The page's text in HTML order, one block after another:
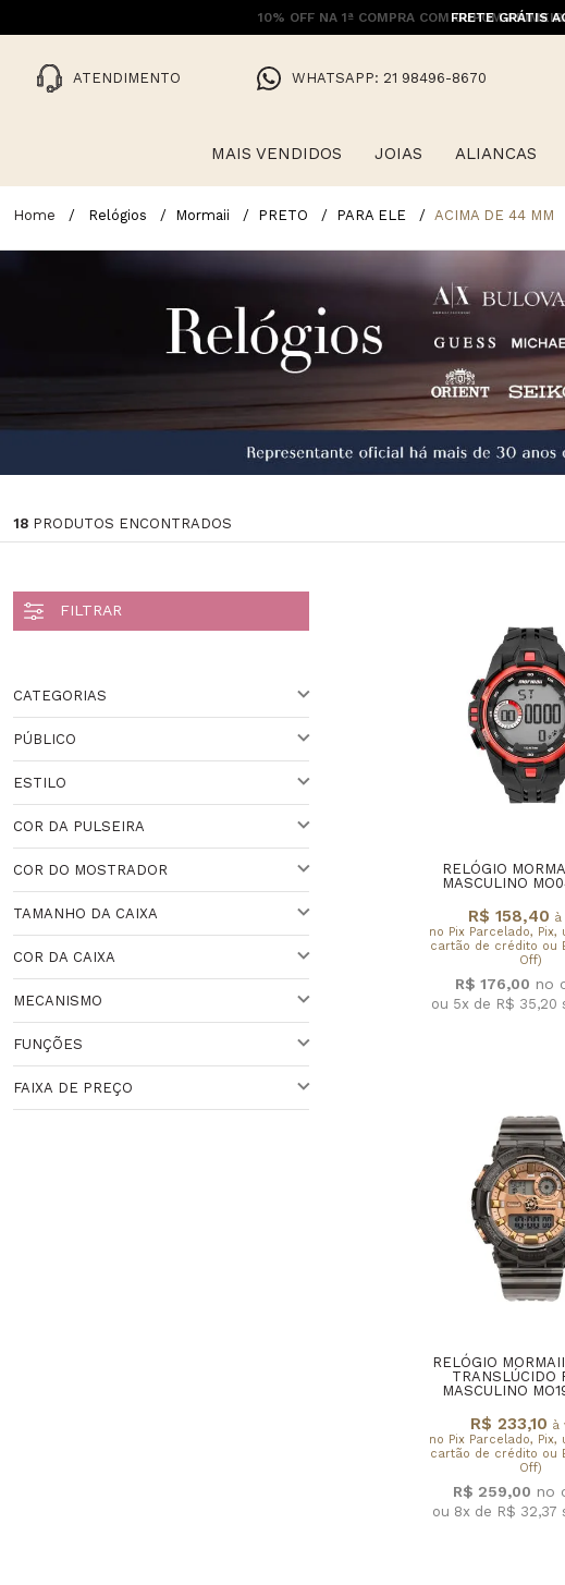
FRETE GRÁTIS
ATENDIMENTO WHATSAPP: 21 98496-8670
MAIS VENDIDOS JOIAS ALIANCAS
Relógios Mormaii PRETO PARA ELE ACIMA DE 44 MM
18 PRODUTOS ENCONTRADOS
CATEGORIAS
PÚBLICO
ESTILO
COR DA PULSEIRA
COR DO MOSTRADOR
TAMANHO DA CAIXA
COR DA CAIXA
MECANISMO
QUARTZO
FUNÇÕES
CRONÓGRAFO
FAIXA DE PREÇO
RELÓGIO
MASCULINO
R$ 158,40 à
no Pix Parcelado, Pix,
cartão de crédito ou
Off)
R$ 176,00
ou 5x de R$ 35,20
RELÓGIO
TRANSLÚCIDO
MASCULINO
R$ 233,10 à
no Pix Parcelado, Pix,
cartão de crédito ou
Off)
R$ 259,00
ou 8x de R$ 32,37